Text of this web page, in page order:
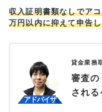
収入証明書類なしでア
万円以内に抑えて申告
貸金業務
審査の
される